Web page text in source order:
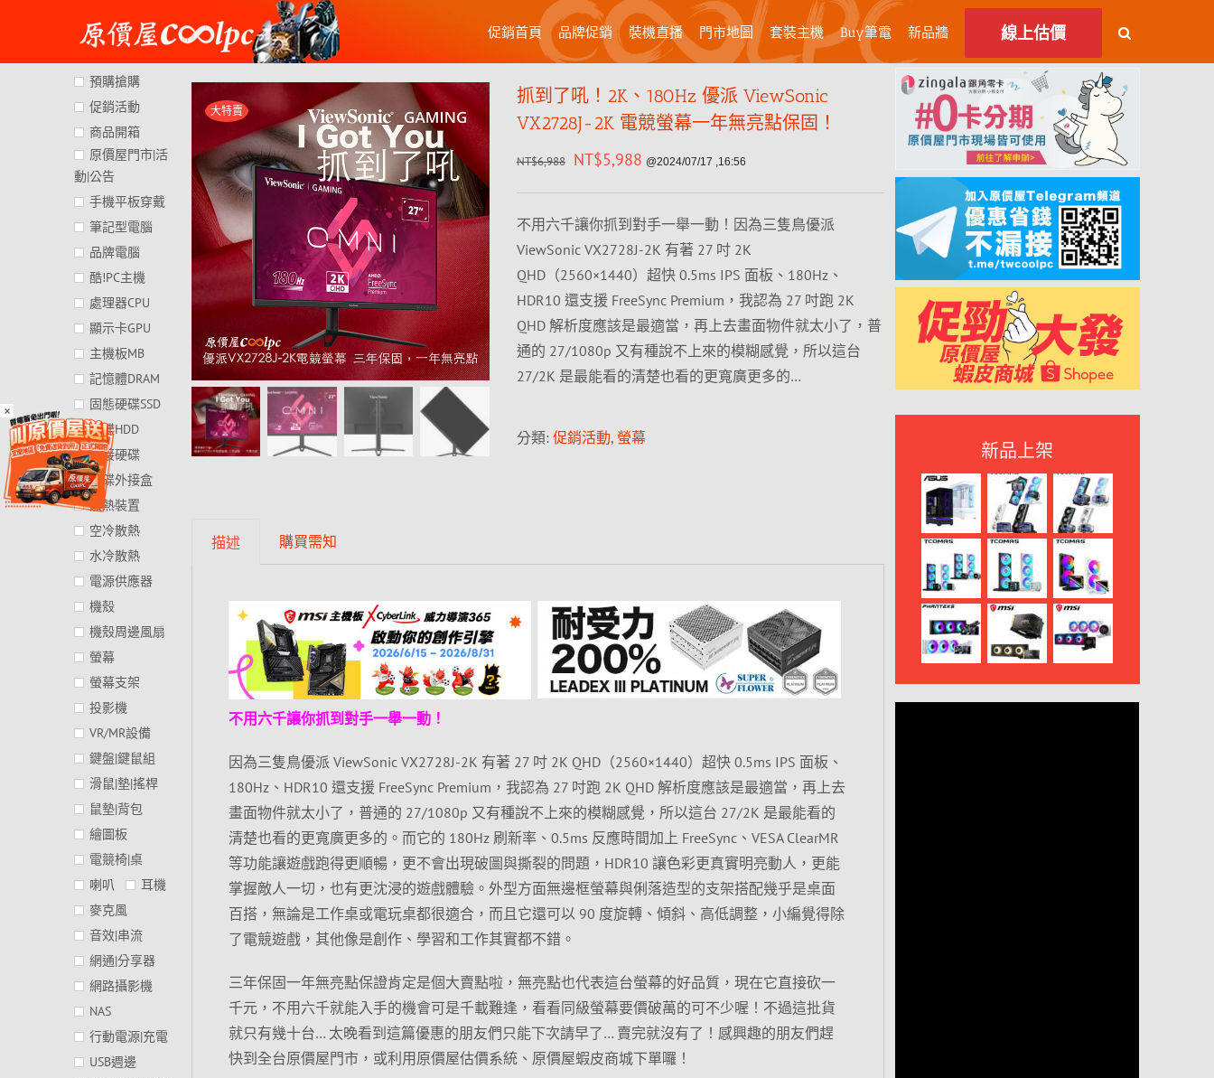
×
content
促銷首頁 品牌促銷 裝機直播 門市地圖 套裝主機 Buy筆電 新品牆 線上估價
大特賣
抓到了吼！2K、180Hz 優派 ViewSonic
VX2728J-2K 電競螢幕一年無亮點保固！
NT$6,988 NT$5,988 @2024/07/17 ,16:56
不用六千讓你抓到對手一舉一動！因為三隻鳥優派
ViewSonic VX2728J-2K 有著 27 吋 2K
QHD（2560×1440）超快 0.5ms IPS 面板、180Hz、
HDR10 還支援 FreeSync Premium，我認為 27 吋跑 2K
QHD 解析度應該是最適當，再上去畫面物件就太小了，普
通的 27/1080p 又有種說不上來的模糊感覺，所以這台
27/2K 是最能看的清楚也看的更寬廣更多的…
分類: 促銷活動, 螢幕
描述 購買需知
不用六千讓你抓到對手一舉一動！
因為三隻鳥優派 ViewSonic VX2728J-2K 有著 27 吋 2K QHD（2560×1440）超快 0.5ms IPS 面板、
180Hz、HDR10 還支援 FreeSync Premium，我認為 27 吋跑 2K QHD 解析度應該是最適當，再上去
畫面物件就太小了，普通的 27/1080p 又有種說不上來的模糊感覺，所以這台 27/2K 是最能看的
清楚也看的更寬廣更多的。而它的 180Hz 刷新率、0.5ms 反應時間加上 FreeSync、VESA ClearMR
等功能讓遊戲跑得更順暢，更不會出現破圖與撕裂的問題，HDR10 讓色彩更真實明亮動人，更能
掌握敵人一切，也有更沈浸的遊戲體驗。外型方面無邊框螢幕與俐落造型的支架搭配幾乎是桌面
百搭，無論是工作桌或電玩桌都很適合，而且它還可以 90 度旋轉、傾斜、高低調整，小編覺得除
了電競遊戲，其他像是創作、學習和工作其實都不錯。
三年保固一年無亮點保證肯定是個大賣點啦，無亮點也代表這台螢幕的好品質，現在它直接砍一
千元，不用六千就能入手的機會可是千載難逢，看看同級螢幕要價破萬的可不少喔！不過這批貨
就只有幾十台… 太晚看到這篇優惠的朋友們只能下次請早了… 賣完就沒有了！感興趣的朋友們趕
快到全台原價屋門市，或利用原價屋估價系統、原價屋蝦皮商城下單囉！
預購搶購
促銷活動
商品開箱
原價屋門市|活
動|公告
手機平板穿戴
筆記型電腦
品牌電腦
酷!PC主機
處理器CPU
顯示卡GPU
主機板MB
記憶體DRAM
固態硬碟SSD
硬碟HDD
外接硬碟
硬碟外接盒
散熱裝置
空冷散熱
水冷散熱
電源供應器
機殼
機殼周邊風扇
螢幕
螢幕支架
投影機
VR/MR設備
鍵盤|鍵鼠組
滑鼠|墊|搖桿
鼠墊|背包
繪圖板
電競椅|桌
喇叭
耳機
麥克風
音效|串流
網通|分享器
網路攝影機
NAS
行動電源|充電
USB週邊
新品上架